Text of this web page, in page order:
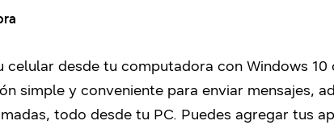
celular desde tu computadora con Windows
simple y conveniente para enviar mensajes,
todo desde tu PC. Puedes agregar tus